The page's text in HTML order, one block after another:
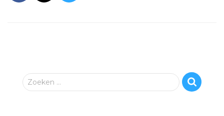
Z Zoeken …